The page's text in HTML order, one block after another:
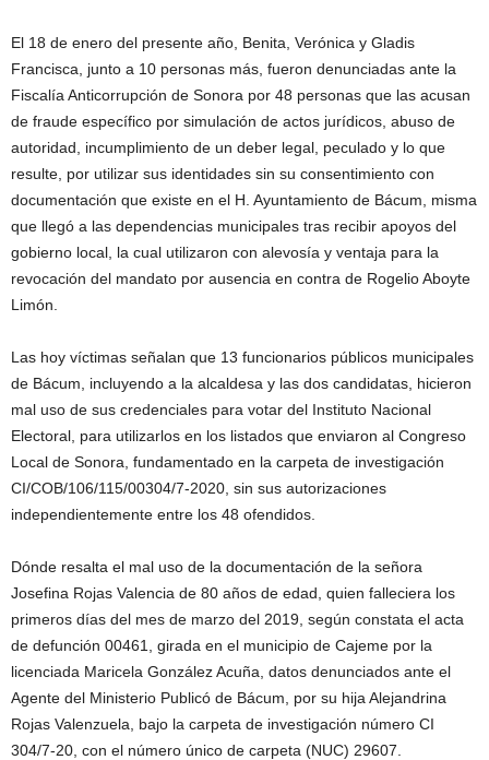
El 18 de enero del presente año, Benita, Verónica y Gladis
Francisca, junto a 10 personas más, fueron denunciadas ante la
Fiscalía Anticorrupción de Sonora por 48 personas que las acusan
de fraude específico por simulación de actos jurídicos, abuso de
autoridad, incumplimiento de un deber legal, peculado y lo que
resulte, por utilizar sus identidades sin su consentimiento con
documentación que existe en el H. Ayuntamiento de Bácum, misma
que llegó a las dependencias municipales tras recibir apoyos del
gobierno local, la cual utilizaron con alevosía y ventaja para la
revocación del mandato por ausencia en contra de Rogelio Aboyte
Limón.
Las hoy víctimas señalan que 13 funcionarios públicos municipales
de Bácum, incluyendo a la alcaldesa y las dos candidatas, hicieron
mal uso de sus credenciales para votar del Instituto Nacional
Electoral, para utilizarlos en los listados que enviaron al Congreso
Local de Sonora, fundamentado en la carpeta de investigación
CI/COB/106/115/00304/7-2020, sin sus autorizaciones
independientemente entre los 48 ofendidos.
Dónde resalta el mal uso de la documentación de la señora
Josefina Rojas Valencia de 80 años de edad, quien falleciera los
primeros días del mes de marzo del 2019, según constata el acta
de defunción 00461, girada en el municipio de Cajeme por la
licenciada Maricela González Acuña, datos denunciados ante el
Agente del Ministerio Publicó de Bácum, por su hija Alejandrina
Rojas Valenzuela, bajo la carpeta de investigación número CI
304/7-20, con el número único de carpeta (NUC) 29607.